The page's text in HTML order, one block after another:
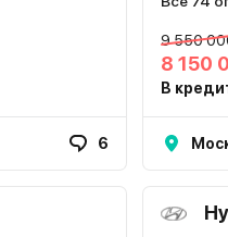
6
9 550
8 150
В